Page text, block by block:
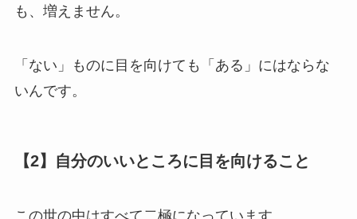
も、増えません。
「ない」ものに目を向けても「ある」にはならな
いんです。
【2】自分のいいところに目を向けること